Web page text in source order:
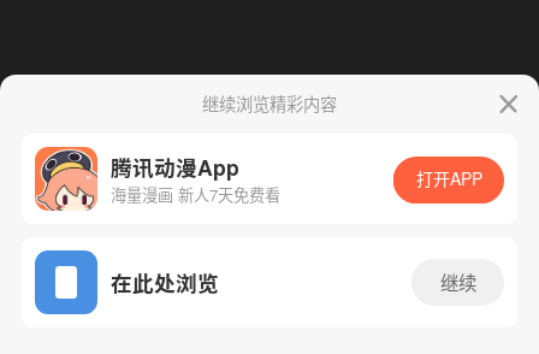
App免费看
继续浏览精彩内容
腾讯动漫App
海量漫画 新人7天免费看
打开APP
在此处浏览 继续